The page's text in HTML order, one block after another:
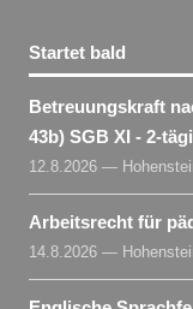
Startet bald
Betreuungskraft
43b) SGB XI - 2-
12.8.2026 —
Arbeitsrecht für
14.8.2026 —